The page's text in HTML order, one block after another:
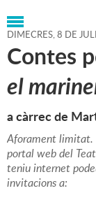
DIMECRES,8 DE
Contes
el
a càrrec de
Aforament limitat.
portal web del
teniu internet
invitacions a: